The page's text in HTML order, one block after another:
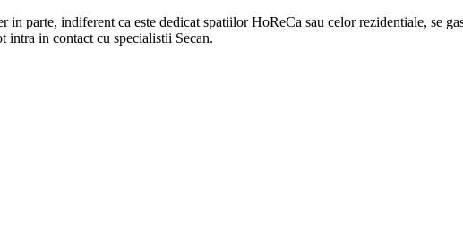
in parte, indiferent ca este dedicat spatiilor HoReCa sau celor rezidentiale, se
intra in contact cu specialistii Secan.